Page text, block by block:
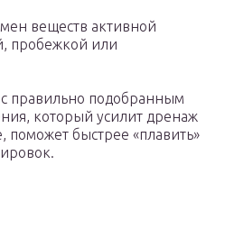
веществ активной
пробежкой или
с правильно подобранным
который усилит дренаж
быстрее «плавить»